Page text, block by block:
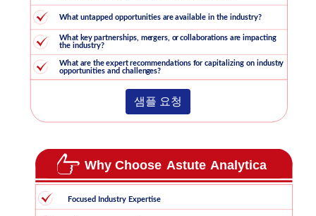
샘플 요청